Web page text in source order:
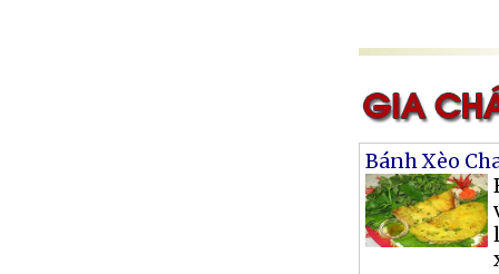
Bánh Xèo